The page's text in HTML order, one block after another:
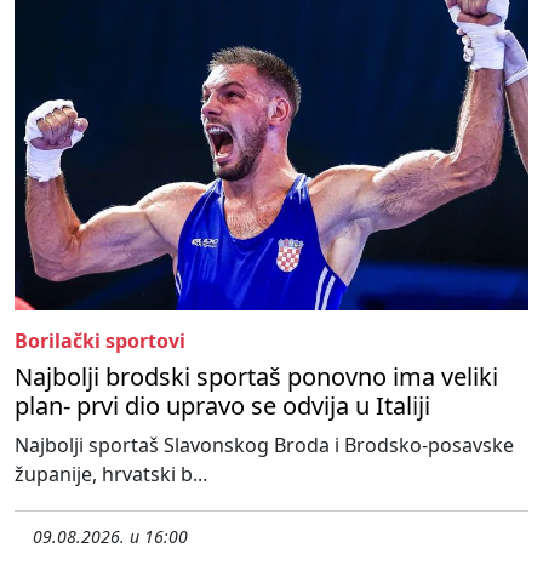
Borilački sportovi
Najbolji brodski sportaš ponovno ima veliki
plan- prvi dio upravo se odvija u Italiji
Najbolji sportaš Slavonskog Broda i Brodsko-posavske
županije, hrvatski b...
09.08.2026. u 16:00